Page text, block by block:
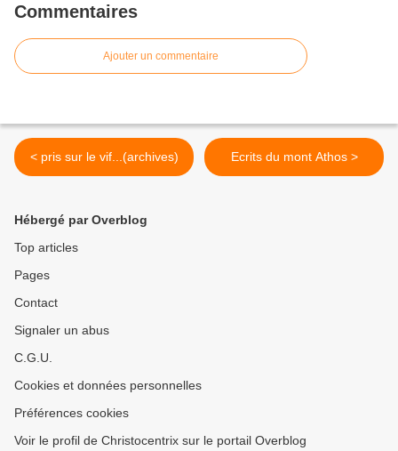
Commentaires
Ajouter un commentaire
< pris sur le vif...(archives) Ecrits du mont Athos >
Hébergé par Overblog
Top articles
Pages
Contact
Signaler un abus
C.G.U.
Cookies et données personnelles
Préférences cookies
Voir le profil de Christocentrix sur le portail Overblog